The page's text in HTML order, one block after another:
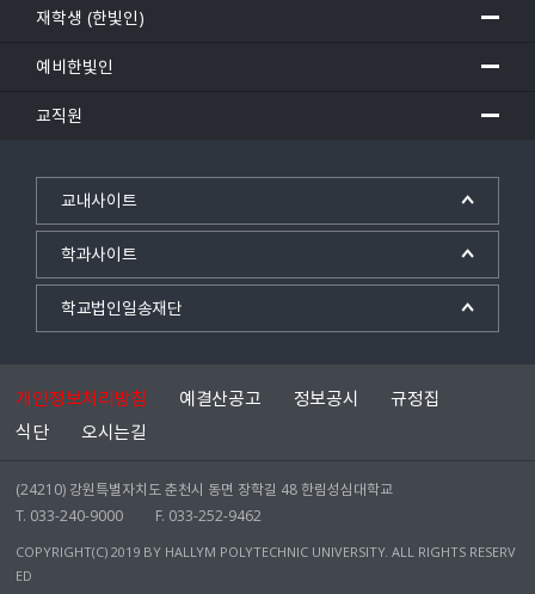
재학생 (한빛인)
예비한빛인
교직원
교내사이트
학과사이트
학교법인일송재단
개인정보처리방침 예결산공고 정보공시
규정집
식단
오시는길
(24210) 강원특별자치도 춘천시 동면 장학길 48 한림성심대학교
T. 033-240-9000
F. 033-252-9462
COPYRIGHT(C) 2019 BY HALLYM POLYTECHNIC UNIVERSITY. ALL RIGHTS RESERV
ED